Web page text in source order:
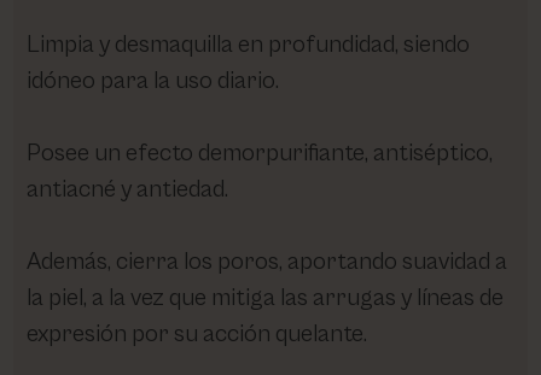
Limpia y desmaquilla en profundidad, siendo
idóneo para la uso diario.
Posee un efecto demorpurifiante, antiséptico,
antiacné y antiedad.
Además, cierra los poros, aportando suavidad a
la piel, a la vez que mitiga las arrugas y líneas de
expresión por su acción quelante.